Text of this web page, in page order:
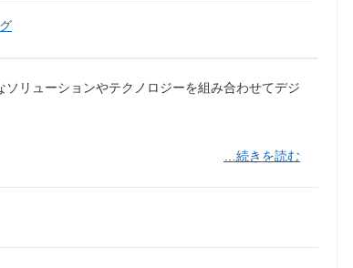
リューションやテクノロジーを組み合わせてデジ
…続きを読む